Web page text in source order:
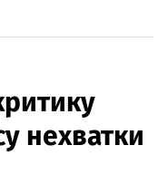
нехватки